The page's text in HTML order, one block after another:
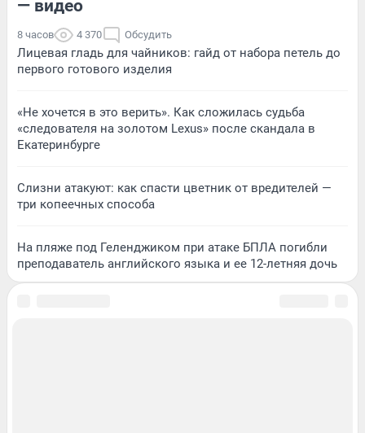
— видео
8 часов 4 370 Обсудить
Лицевая гладь для чайников: гайд от набора петель до
первого готового изделия
«Не хочется в это верить». Как сложилась судьба
«следователя на золотом Lexus» после скандала в
Екатеринбурге
Слизни атакуют: как спасти цветник от вредителей —
три копеечных способа
На пляже под Геленджиком при атаке БПЛА погибли
преподаватель английского языка и ее 12-летняя дочь